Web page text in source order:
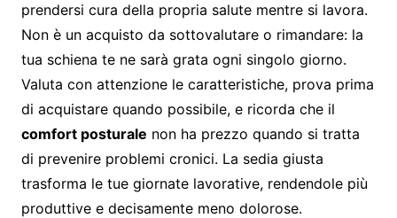
prendersi cura della propria salute mentre si lavora.
Non è un acquisto da sottovalutare o rimandare: la
tua schiena te ne sarà grata ogni singolo giorno.
Valuta con attenzione le caratteristiche, prova prima
di acquistare quando possibile, e ricorda che il
comfort posturale non ha prezzo quando si tratta
di prevenire problemi cronici. La sedia giusta
trasforma le tue giornate lavorative, rendendole più
produttive e decisamente meno dolorose.